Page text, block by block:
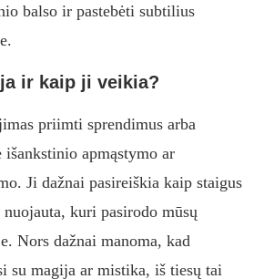
balso ir pastebėti subtilius
ir kaip ji veikia?
priimti sprendimus arba
apmąstymo ar
Ji dažnai pasireiškia kaip staigus
kuri pasirodo mūsų
Nors dažnai manoma, kad
su magija ar mistika, iš tiesų tai